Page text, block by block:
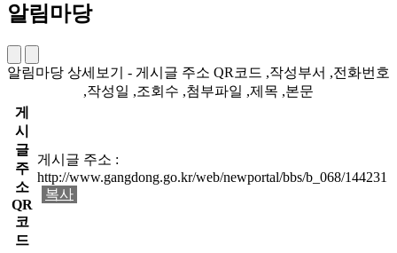
알림마당
알림마당 상세보기 - 게시글 주소 QR코드 ,작성부서 ,전화번호
,작성일 ,조회수 ,첨부파일 ,제목 ,본문
게
시
글
주
소
QR
코
드
게시글 주소 :
http://www.gangdong.go.kr/web/newportal/bbs/b_068/144231
복사